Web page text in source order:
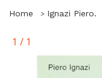
Home Ignazi Piero.
1 / 1